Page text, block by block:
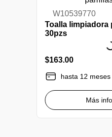
W10539770
Toalla limpiadora
30pzs
$163.00
hasta 12
Más